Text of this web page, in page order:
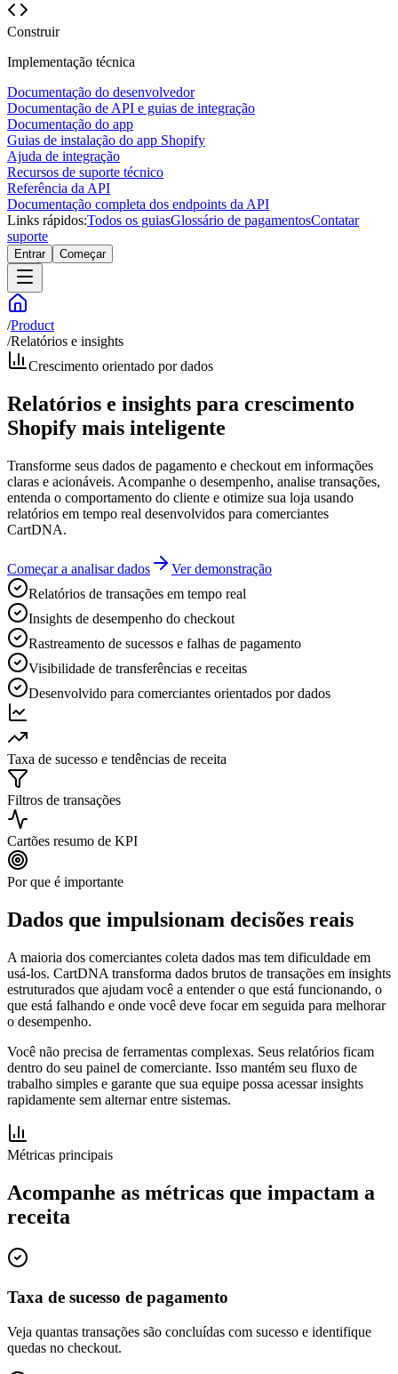
Construir
Implementação técnica
Documentação do desenvolvedor
Documentação de API e guias de integração
Documentação do app
Guias de instalação do app Shopify
Ajuda de integração
Recursos de suporte técnico
Referência da API
Documentação completa dos endpoints da API
Links rápidos:Todos os guiasGlossário de pagamentosContatar
suporte
Entrar Começar
/Product
/Relatórios e insights
Crescimento orientado por dados
Relatórios e insights para crescimento
Shopify mais inteligente
Transforme seus dados de pagamento e checkout em informações
claras e acionáveis. Acompanhe o desempenho, analise transações,
entenda o comportamento do cliente e otimize sua loja usando
relatórios em tempo real desenvolvidos para comerciantes
CartDNA.
Começar a analisar dados
Ver demonstração
Relatórios de transações em tempo real
Insights de desempenho do checkout
Rastreamento de sucessos e falhas de pagamento
Visibilidade de transferências e receitas
Desenvolvido para comerciantes orientados por dados
Taxa de sucesso e tendências de receita
Filtros de transações
Cartões resumo de KPI
Por que é importante
Dados que impulsionam decisões reais
A maioria dos comerciantes coleta dados mas tem dificuldade em
usá-los. CartDNA transforma dados brutos de transações em insights
estruturados que ajudam você a entender o que está funcionando, o
que está falhando e onde você deve focar em seguida para melhorar
o desempenho.
Você não precisa de ferramentas complexas. Seus relatórios ficam
dentro do seu painel de comerciante. Isso mantém seu fluxo de
trabalho simples e garante que sua equipe possa acessar insights
rapidamente sem alternar entre sistemas.
Métricas principais
Acompanhe as métricas que impactam a
receita
Taxa de sucesso de pagamento
Veja quantas transações são concluídas com sucesso e identifique
quedas no checkout.